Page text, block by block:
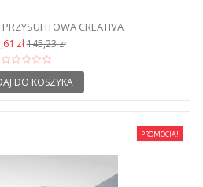
CREATIVA
zł145,23 zł
DO KOSZYKA
PROMOCJA!